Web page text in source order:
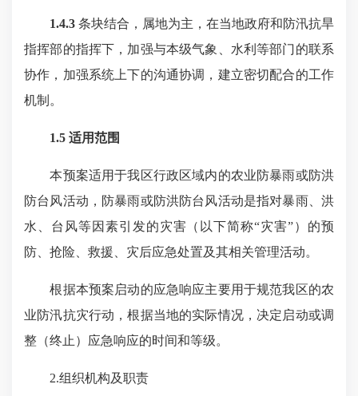
1.4.3 条块结合，属地为主，在当地政府和防汛抗旱
指挥部的指挥下，加强与本级气象、水利等部门的联系
协作，加强系统上下的沟通协调，建立密切配合的工作
机制。
1.5 适用范围
本预案适用于我区行政区域内的农业防暴雨或防洪
防台风活动，防暴雨或防洪防台风活动是指对暴雨、洪
水、台风等因素引发的灾害（以下简称“灾害”）的预
防、抢险、救援、灾后应急处置及其相关管理活动。
根据本预案启动的应急响应主要用于规范我区的农
业防汛抗灾行动，根据当地的实际情况，决定启动或调
整（终止）应急响应的时间和等级。
2.组织机构及职责